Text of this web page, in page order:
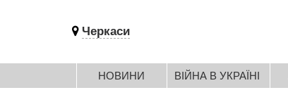
Черкаси
НОВИНИ ВІЙНА В УКРАЇНІ